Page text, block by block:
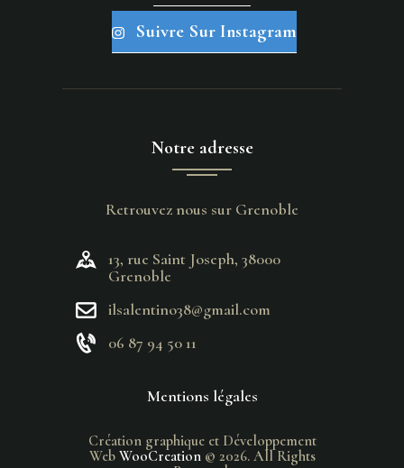
Suivre Sur Instagram
Notre adresse
Retrouvez nous sur Grenoble
13, rue Saint Joseph, 38000
Grenoble
ilsalentino38@gmail.com
06 87 94 50 11
Mentions légales
Création graphique et Développement
Web WooCreation© 2026. All Rights